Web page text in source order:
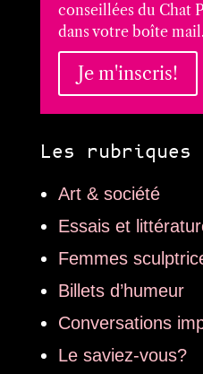
conseillées du Chat
dans votre boîte mail.
Je m'inscris!
Les rubriques
Art & société
Essais et
Femmes
Billets d’humeur
Conversations
Le saviez-vous?